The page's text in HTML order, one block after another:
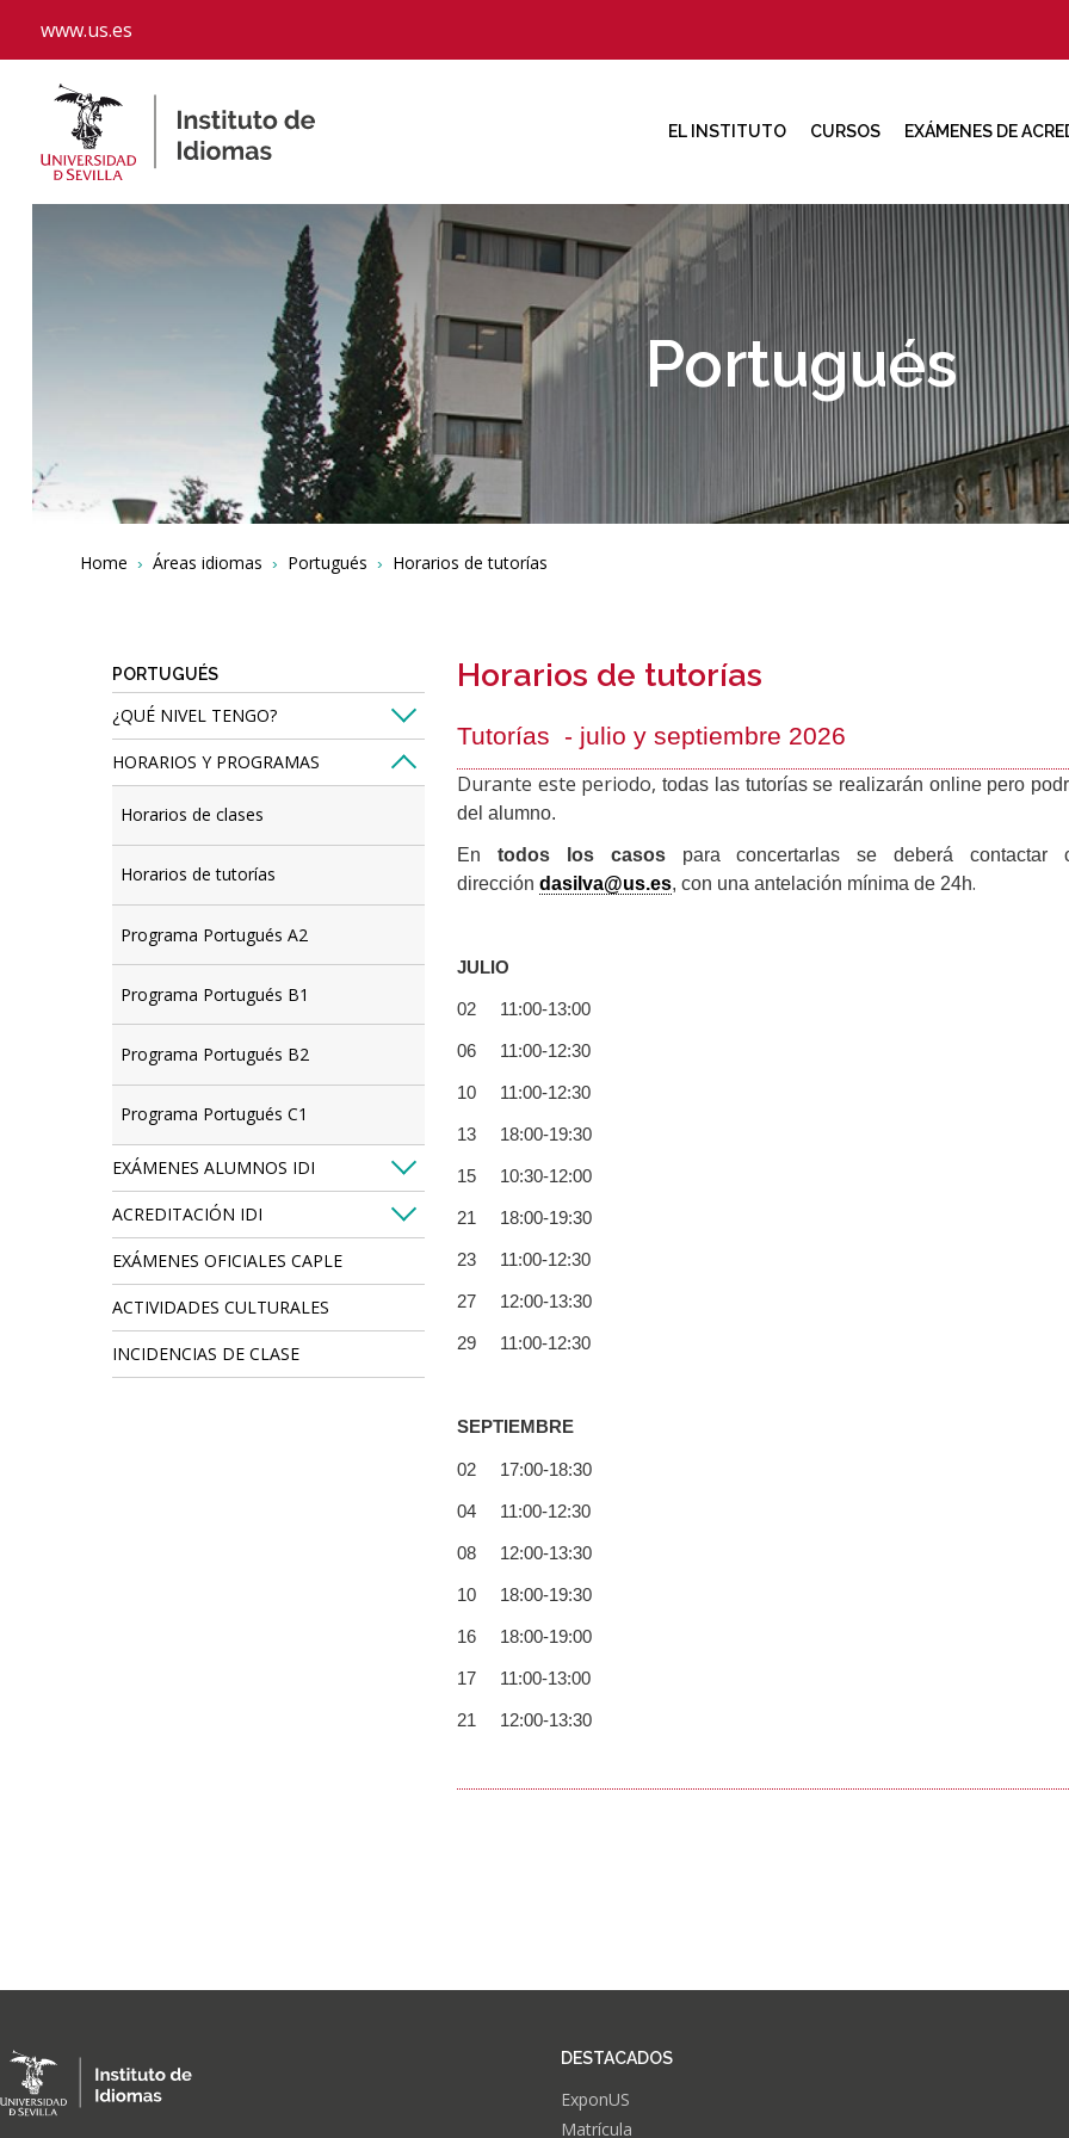
www.us.es
EL INSTITUTO CURSOS EXÁMENES DE
Portugués
Breadcrumbs
You
Home Áreas idiomas Portugués Horarios de tutorías
Horarios de tutorías
Tutorías - julio y septiembre 2026
Durante este periodo,todas las tutorías se realizarán online pero
del alumno.
En todos los casospara concertarlas se deberá
direccióndasilva@us.es, con una antelación mínima de 24h.
JULIO
02 11:00-13:00
06 11:00-12:30
10 11:00-12:30
13 18:00-19:30
15 10:30-12:00
21 18:00-19:30
23 11:00-12:30
27 12:00-13:30
29 11:00-12:30
SEPTIEMBRE
02 17:00-18:30
04 11:00-12:30
08 12:00-13:30
10 18:00-19:30
16 18:00-19:00
17 11:00-13:00
21 12:00-13:30
PORTUGUÉS
¿QUÉ NIVEL TENGO?
HORARIOS Y PROGRAMAS
Horarios de clases
Horarios de tutorías
Programa Portugués A2
Programa Portugués B1
Programa Portugués B2
Programa Portugués C1
EXÁMENES ALUMNOS IDI
ACREDITACIÓN IDI
EXÁMENES OFICIALES CAPLE
ACTIVIDADES CULTURALES
INCIDENCIAS DE CLASE
DESTACADOS
ExponUS
Matrícula